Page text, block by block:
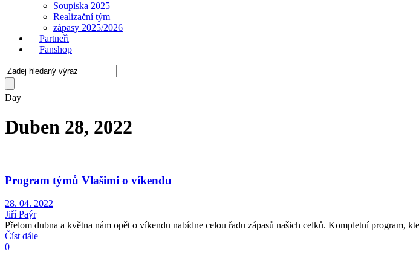
Soupiska 2025
Realizační tým
zápasy 2025/2026
Partneři
Fanshop
Day
Duben 28, 2022
Program týmů Vlašimi o víkendu
28. 04. 2022
Jiří Paýr
Přelom dubna a května nám opět o víkendu nabídne celou řadu zápasů našich celků. Kompletní program,
Číst dále
0